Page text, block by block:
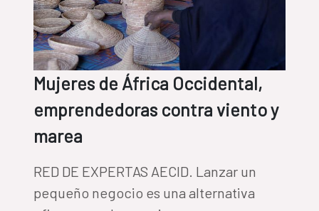
Mujeres de África Occidental,
emprendedoras contra viento y
marea
RED DE EXPERTAS AECID. Lanzar un
pequeño negocio es una alternativa